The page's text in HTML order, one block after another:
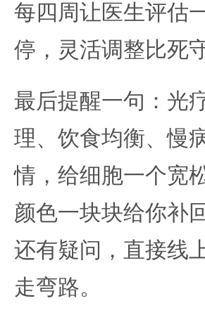
每四周让医生评估
停，灵活调整比死
最后提醒一句：光
理、饮食均衡、慢
情，给细胞一个宽
颜色一块块给你补
还有疑问，直接线
走弯路。